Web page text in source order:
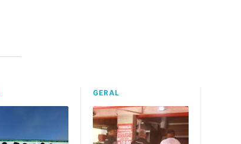
GERAL